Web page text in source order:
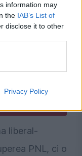
information may
the IAB’s List of
disclose it to other
Privacy Policy
liberal-
PNL, ci o